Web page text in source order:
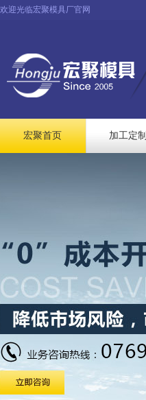
欢迎光临宏聚模具厂官网
宏聚首页 加工定制